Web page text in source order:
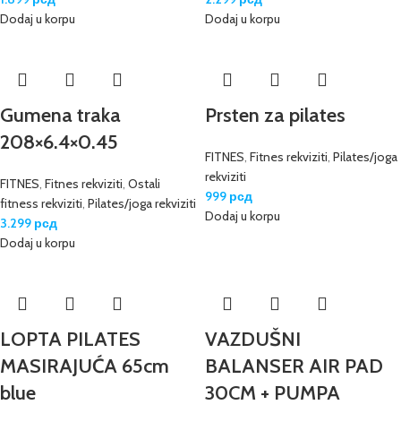
Dodaj u korpu
Dodaj u korpu
Gumena traka
208×6.4×0.45
FITNES, Fitnes rekviziti, Ostali
fitness rekviziti, Pilates/joga rekviziti
3.299 рсд
Dodaj u korpu
Prsten za pilates
FITNES, Fitnes rekviziti, Pilates/joga
rekviziti
999 рсд
Dodaj u korpu
LOPTA PILATES
MASIRAJUĆA 65cm
blue
VAZDUŠNI
BALANSER AIR PAD
30CM + PUMPA